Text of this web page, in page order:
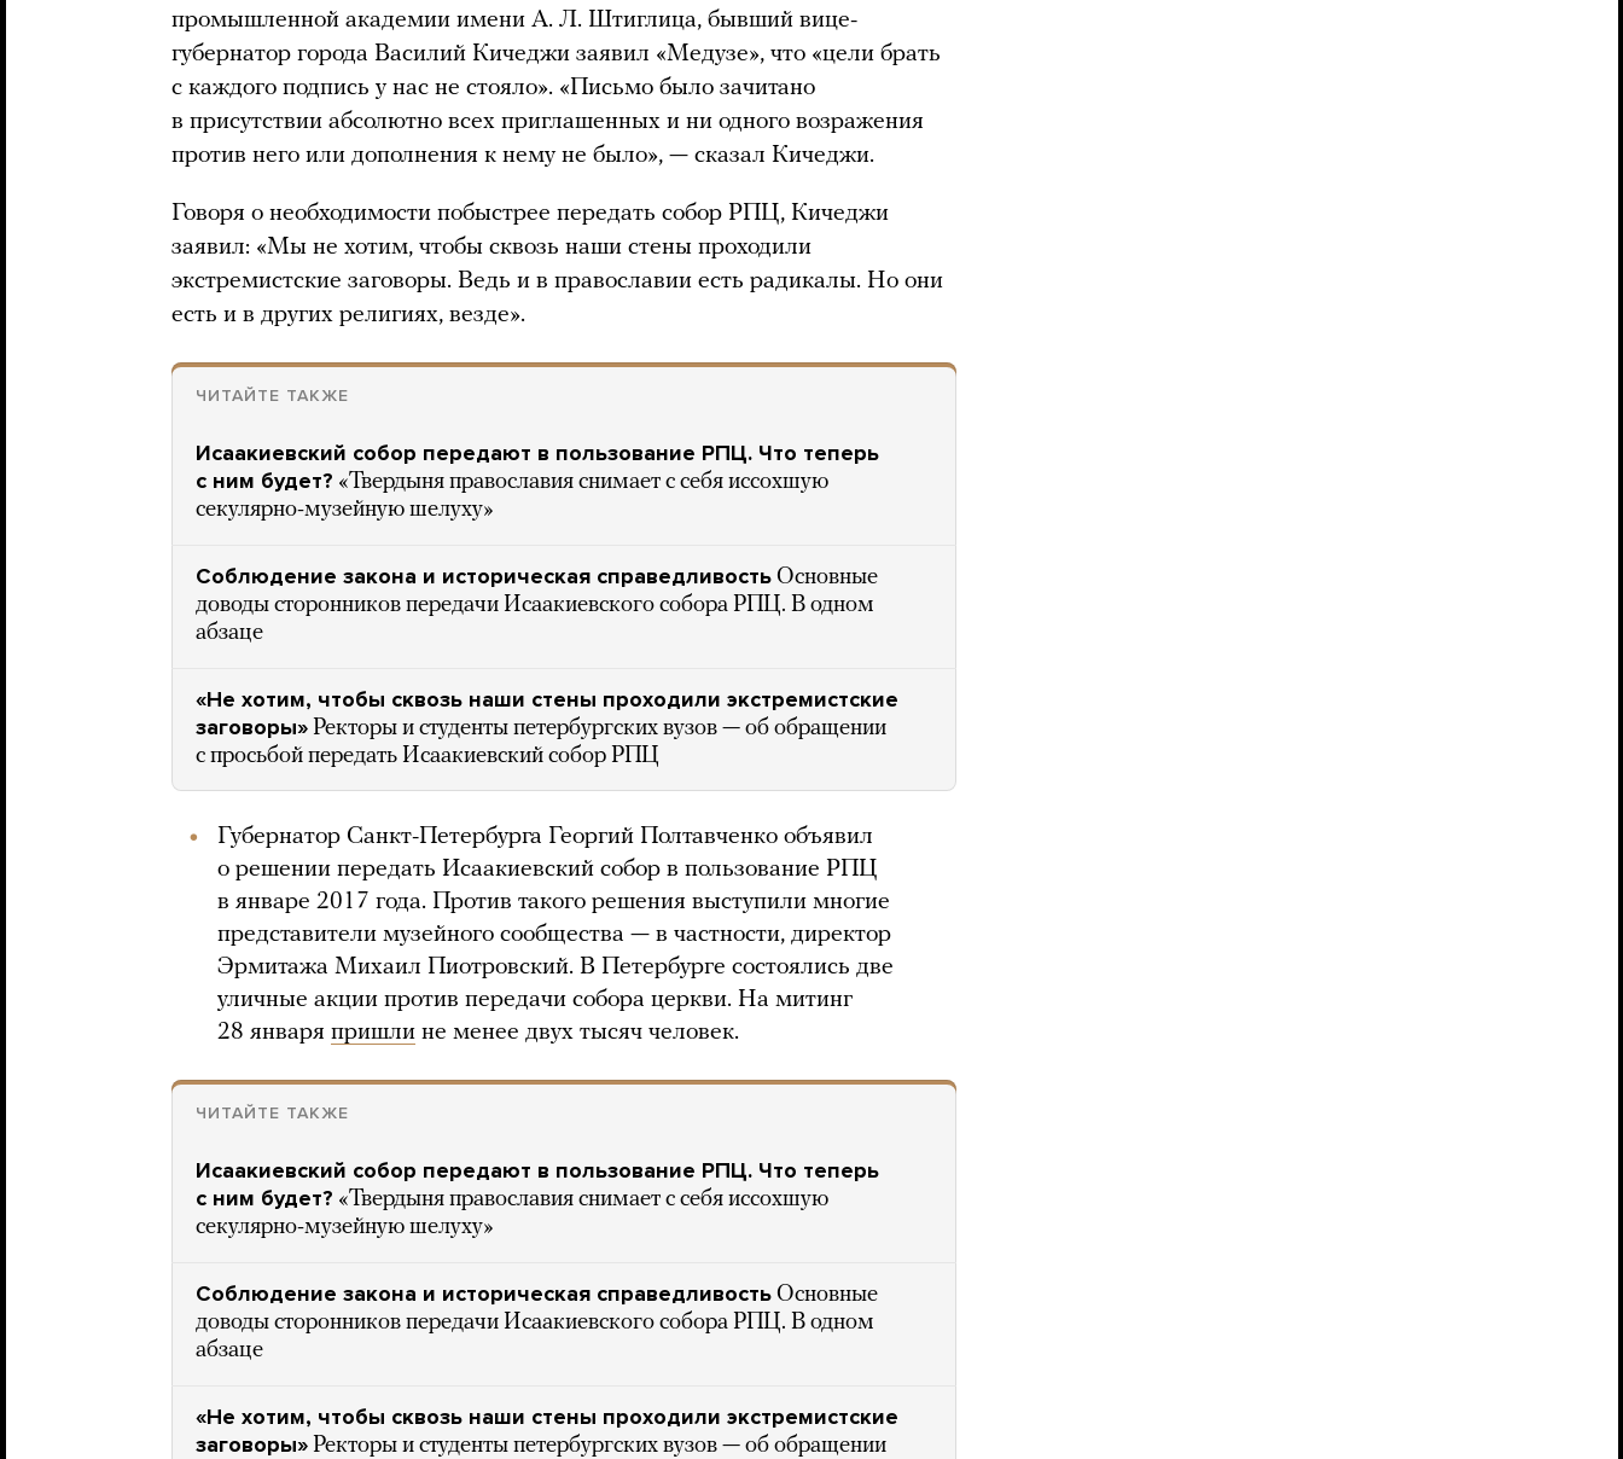
промышленной академии имени А. Л. Штиглица, бывший вице-
губернатор города Василий Кичеджи заявил «Медузе», что «цели брать
с каждого подпись у нас не стояло». «Письмо было зачитано
в присутствии абсолютно всех приглашенных и ни одного возражения
против него или дополнения к нему не было», — сказал Кичеджи.
Говоря о необходимости побыстрее передать собор РПЦ, Кичеджи
заявил: «Мы не хотим, чтобы сквозь наши стены проходили
экстремистские заговоры. Ведь и в православии есть радикалы. Но они
есть и в других религиях, везде».
ЧИТАЙТЕ ТАКЖЕ
Исаакиевский собор передают в пользование РПЦ. Что теперь
с ним будет? «Твердыня православия снимает с себя иссохшую
секулярно-музейную шелуху»
Соблюдение закона и историческая справедливость Основные
доводы сторонников передачи Исаакиевского собора РПЦ. В одном
абзаце
«Не хотим, чтобы сквозь наши стены проходили экстремистские
заговоры» Ректоры и студенты петербургских вузов — об обращении
с просьбой передать Исаакиевский собор РПЦ
Губернатор Санкт-Петербурга Георгий Полтавченко объявил
о решении передать Исаакиевский собор в пользование РПЦ
в январе 2017 года. Против такого решения выступили многие
представители музейного сообщества — в частности, директор
Эрмитажа Михаил Пиотровский. В Петербурге состоялись две
уличные акции против передачи собора церкви. На митинг
28 января пришли не менее двух тысяч человек.
ЧИТАЙТЕ ТАКЖЕ
Исаакиевский собор передают в пользование РПЦ. Что теперь
с ним будет? «Твердыня православия снимает с себя иссохшую
секулярно-музейную шелуху»
Соблюдение закона и историческая справедливость Основные
доводы сторонников передачи Исаакиевского собора РПЦ. В одном
абзаце
«Не хотим, чтобы сквозь наши стены проходили экстремистские
заговоры» Ректоры и студенты петербургских вузов — об обращении